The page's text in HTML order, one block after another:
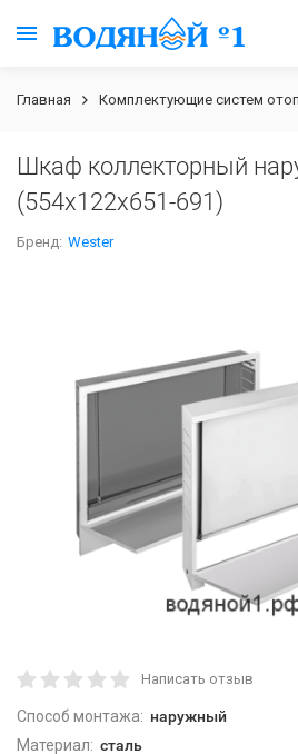
Главная Комплектующие систем
Шкаф коллекторный
(554х122х651-691)
Бренд: Wester
Написать отзыв
Способ монтажа: наружный
Материал: сталь